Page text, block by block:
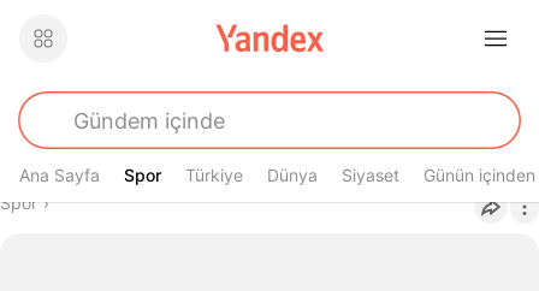
Ana Sayfa Spor
Spor Türkiye Dünya Siyaset Günün içinden
Buradasın
Spor›